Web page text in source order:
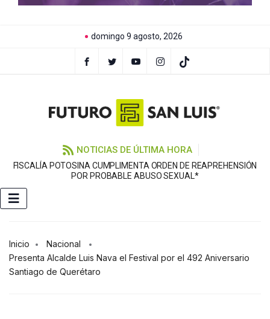
domingo 9 agosto, 2026
NOTICIAS DE ÚLTIMA HORA
FISCALÍA POTOSINA CUMPLIMENTA ORDEN DE REAPREHENSIÓN
POR PROBABLE ABUSO SEXUAL*
Inicio
Nacional
Presenta Alcalde Luis Nava el Festival por el 492 Aniversario
Santiago de Querétaro